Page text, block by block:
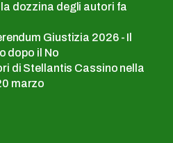
dozzina degli autori fa
Giustizia 2026 - Il
dopo il No
di Stellantis Cassino nella
marzo